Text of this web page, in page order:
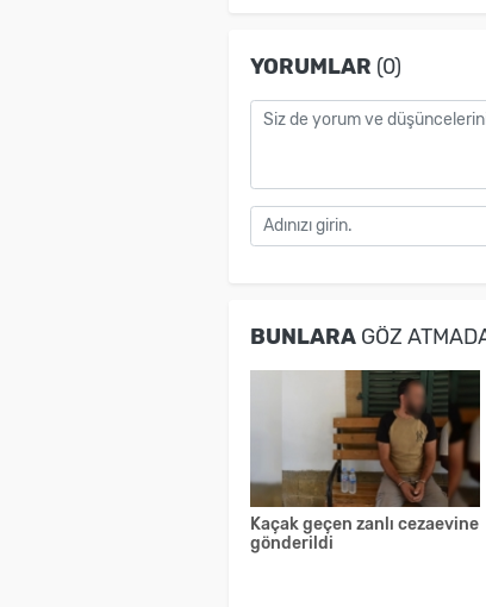
YORUMLAR (0)
BUNLARAGÖZ
Kaçak geçen zanlı cezaevine
gönderildi